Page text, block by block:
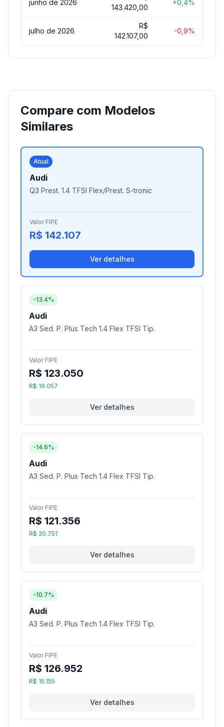
junho de 2026
143.420,00
+0,4%
julho de 2026
R$
142.107,00
-0,9%
Compare com Modelos
Similares
Atual
Audi
Q3 Prest. 1.4 TFSI Flex/Prest. S-tronic
Valor FIPE
R$ 142.107
Ver detalhes
-13.4%
Audi
A3 Sed. P. Plus Tech 1.4 Flex TFSI Tip.
Valor FIPE
R$ 123.050
R$ 19.057
Ver detalhes
-14.6%
Audi
A3 Sed. P. Plus Tech 1.4 Flex TFSI Tip.
Valor FIPE
R$ 121.356
R$ 20.751
Ver detalhes
-10.7%
Audi
A3 Sed. P. Plus Tech 1.4 Flex TFSI Tip.
Valor FIPE
R$ 126.952
R$ 15.155
Ver detalhes